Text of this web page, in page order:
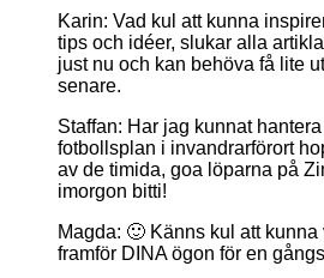
Karin: Vad kul att kunna
tips och idéer, slukar alla
just nu och kan behöva få lite
senare.
Staffan: Har jag kunnat
fotbollsplan i invandrarförort
av de timida, goa löparna på
imorgon bitti!
Magda: 🙂 Känns kul att
framför DINA ögon för en